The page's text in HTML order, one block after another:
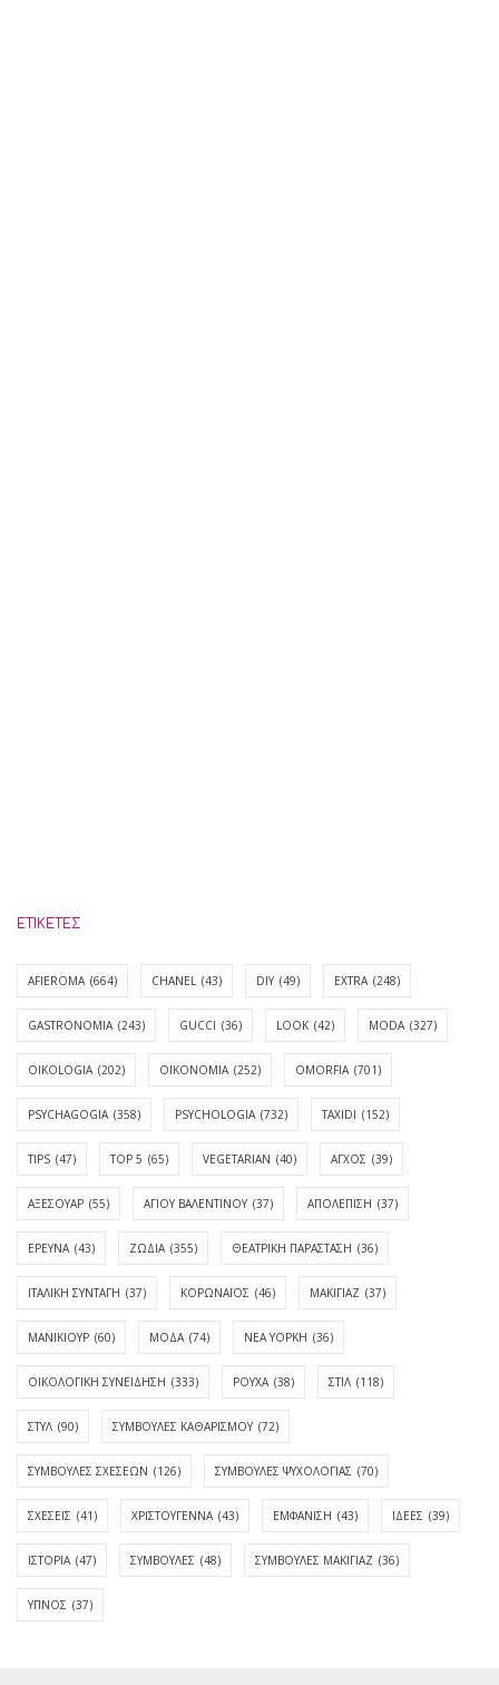
ΕΤΙΚΈΤΕΣ
AFIEROMA (664) CHANEL (43) DIY (49) EXTRA (248)
GASTRONOMIA (243) GUCCI (36) LOOK (42) MODA (327)
OIKOLOGIA (202) OIKONOMIA (252) OMORFIA (701)
PSYCHAGOGIA (358) PSYCHOLOGIA (732) TAXIDI (152)
TIPS (47) TOP 5 (65) VEGETARIAN (40) ΑΓΧΟΣ (39)
ΑΞΕΣΟΥΑΡ (55) ΑΓΊΟΥ ΒΑΛΕΝΤΊΝΟΥ (37) ΑΠΟΛΈΠΙΣΗ (37)
ΕΡΕΥΝΑ (43) ΖΩΔΙΑ (355) ΘΕΑΤΡΙΚΗ ΠΑΡΑΣΤΑΣΗ (36)
ΙΤΑΛΙΚΗ ΣΥΝΤΑΓΗ (37) ΚΟΡΩΝΑΪΟΣ (46) ΜΑΚΙΓΙΑΖ (37)
ΜΑΝΙΚΙΟΥΡ (60) ΜΟΔΑ (74) ΝΕΑ ΥΟΡΚΗ (36)
ΟΙΚΟΛΟΓΙΚΗ ΣΥΝΕΙΔΗΣΗ (333) ΡΟΥΧΑ (38) ΣΤΙΛ (118)
ΣΤΥΛ (90) ΣΥΜΒΟΥΛΕΣ ΚΑΘΑΡΙΣΜΟΥ (72)
ΣΥΜΒΟΥΛΕΣ ΣΧΕΣΕΩΝ (126) ΣΥΜΒΟΥΛΕΣ ΨΥΧΟΛΟΓΙΑΣ (70)
ΣΧΕΣΕΙΣ (41) ΧΡΙΣΤΟΥΓΕΝΝΑ (43) ΕΜΦΆΝΙΣΗ (43) ΙΔΈΕΣ (39)
ΙΣΤΟΡΊΑ (47) ΣΥΜΒΟΥΛΈΣ (48) ΣΥΜΒΟΥΛΈΣ ΜΑΚΙΓΙΆΖ (36)
ΎΠΝΟΣ (37)